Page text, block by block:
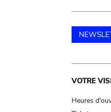
Main
VOTRE
Heures